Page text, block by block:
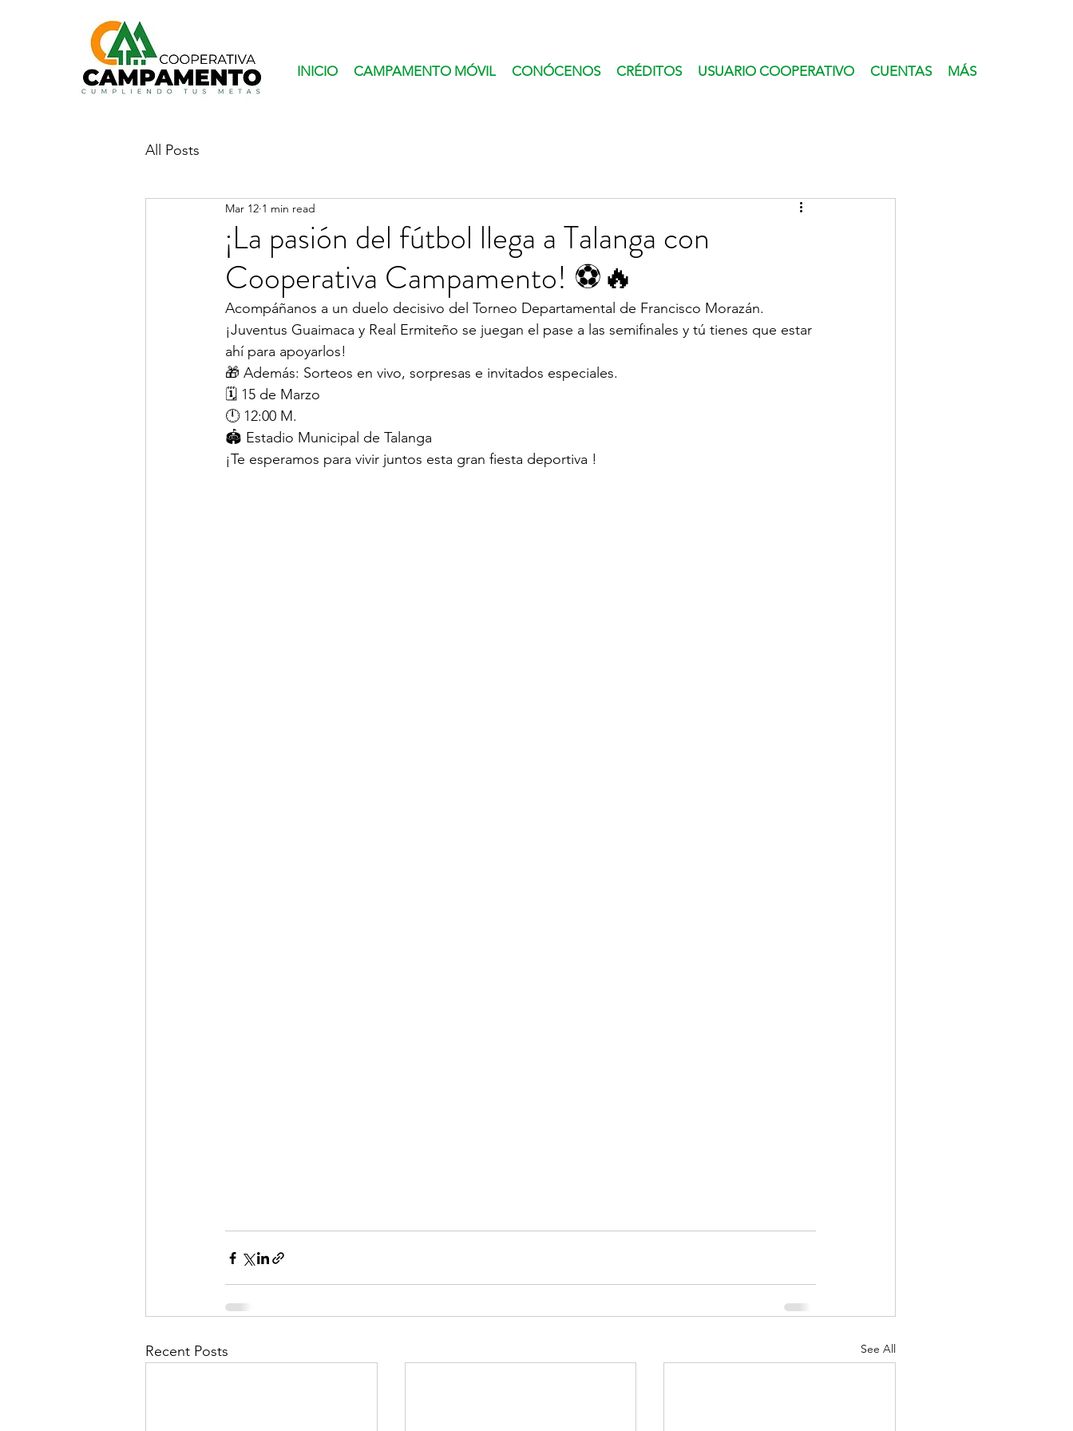
INICIO CAMPAMENTO MÓVIL CONÓCENOS CRÉDITOS USUARIO COOPERATIVO CUENTAS MÁS
All Posts
¡La pasión del fútbol llega a Talanga con
Cooperativa Campamento! ⚽🔥
Mar 12 1 min read
Acompáñanos a un duelo decisivo del Torneo Departamental de Francisco Morazán.
¡Juventus Guaimaca y Real Ermiteño se juegan el pase a las semifinales y tú tienes que estar
ahí para apoyarlos!
🎁 Además: Sorteos en vivo, sorpresas e invitados especiales.
🗓 15 de Marzo
🕛 12:00 M.
🏟 Estadio Municipal de Talanga
¡Te esperamos para vivir juntos esta gran fiesta deportiva !
Recent Posts See All